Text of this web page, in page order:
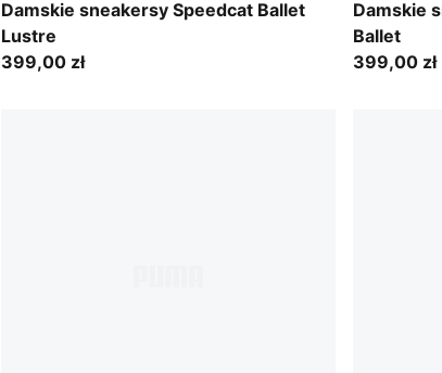
Damskie sneakersy Speedcat Ballet
Lustre
PUMA Silver-Feather Gray
399,00 zł
Damskie
Ballet
Vapor
399,00 zł